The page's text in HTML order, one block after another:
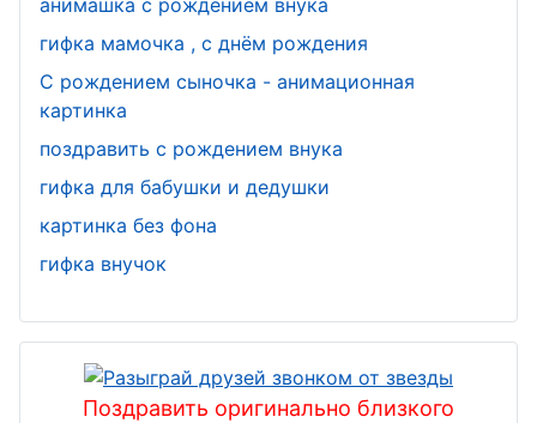
гифка мамочка , с днём рождения
С рождением сыночка - анимационная
картинка
поздравить с рождением внука
гифка для бабушки и дедушки
картинка без фона
гифка внучок
Поздравить оригинально близкого